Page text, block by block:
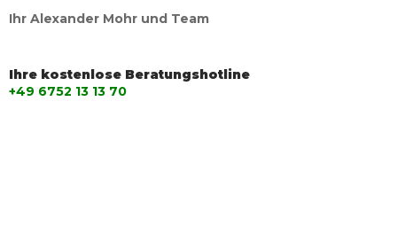
Ihr Alexander Mohr und Team
Ihre kostenlose Beratungshotline
+49 6752 13 13 70